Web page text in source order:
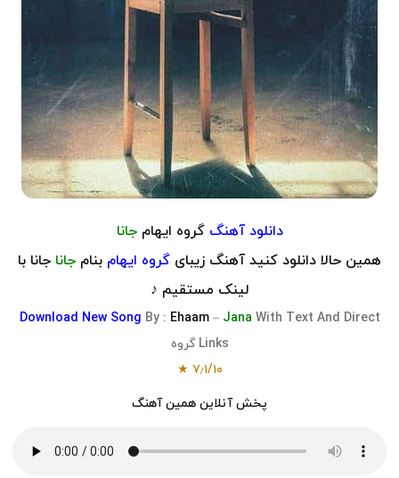
دانلود آهنگگروه ایهام جانا
همین حالا دانلود کنید آهنگ زیبای گروه ایهام بنام جانا جانا با
لینک مستقیم ♪
Download New Song By : Ehaam– Jana With Text And Direct
Links گروه
۷٫۱/۱۰
★
پخش آنلاین همین آهنگ